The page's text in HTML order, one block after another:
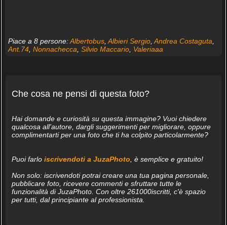
Piace a 8 persone:Albertobus, Albieri Sergio, Andrea Costaguta
Ant.74, Nonnachecca Silvio Maccario, Valeriaaa
Che cosa ne pensi di questa foto?
Hai domande e curiosità su questa immagine? Vuoi chiedere
qualcosa all'autore, dargli suggerimenti per migliorare, oppure
complimentarti per una foto che ti ha colpito particolarmente?
Puoi farlo iscrivendoti a JuzaPhoto, è semplice e gratuito!
Non solo: iscrivendoti potrai creare una tua pagina personale,
pubblicare foto, ricevere commenti e sfruttare tutte le
funzionalità di JuzaPhoto. Con oltre 261000iscritti, c'è spazio
per tutti, dal principiante al professionista.